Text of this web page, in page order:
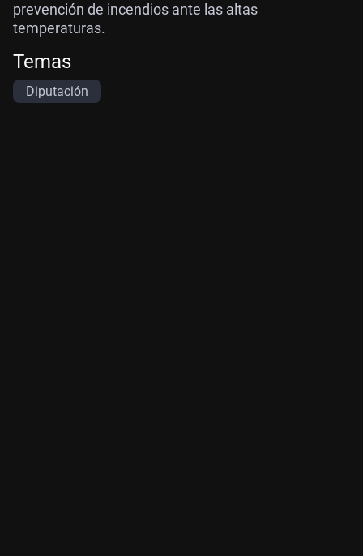
prevención de incendios ante las altas
temperaturas.
Temas
Diputación